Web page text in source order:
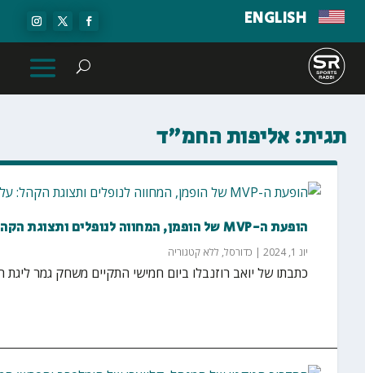
ENGLISH
תגית: אליפות החמ"ד
הופעת ה-MVP של הופמן, המחווה לנופלים ותצוגת הקהל: על הזכייה של בי"ס הימלפרב בליגת החמ"ד
יונ 1, 2024 | כדורסל, ללא קטגוריה
כתבתו של יואב רוזנבלו ביום חמישי התקיים משחק גמר